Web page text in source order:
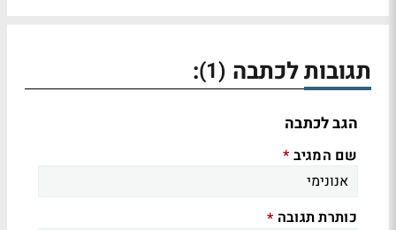
תגובות לכתבה (1)
:
הגב לכתבה
שם המגיב *
כותרת תגובה *